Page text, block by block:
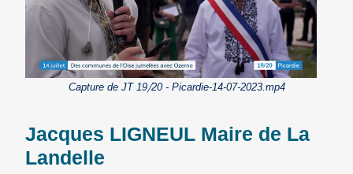
Capture de JT 19⧸20 - Picardie-14-07-2023.mp4
Jacques LIGNEUL Maire de La
Landelle